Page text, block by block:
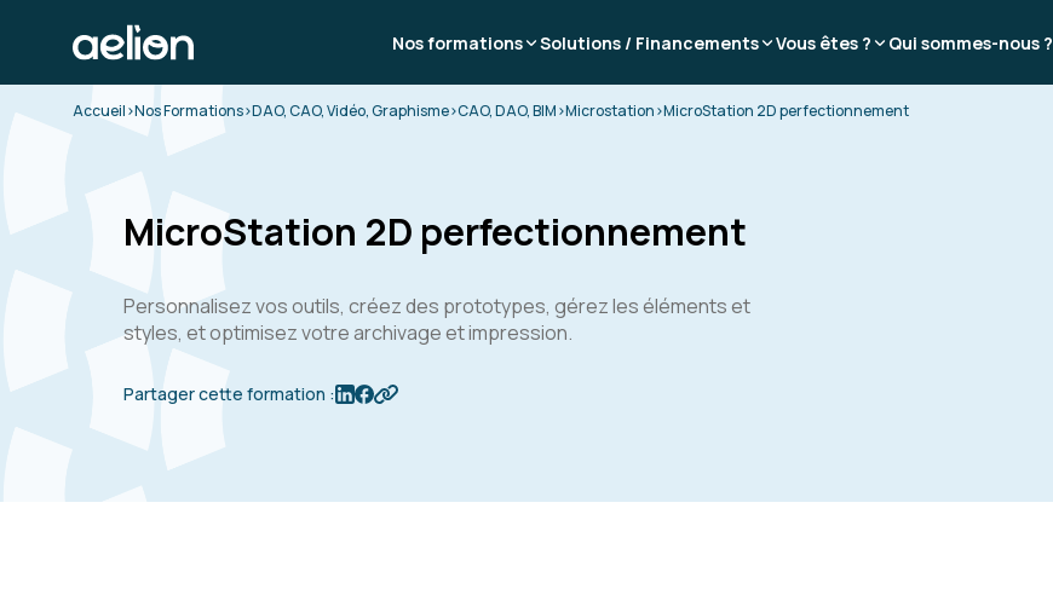
Nos formations Solutions / Financements Vous êtes ? Qui sommes-nous ?
Accueil>Nos Formations>DAO, CAO, Vidéo, Graphisme>CAO, DAO, BIM>Microstation>MicroStation 2D perfectionnement
MicroStation 2D perfectionnement
Personnalisez vos outils, créez des prototypes, gérez les éléments et
styles, et optimisez votre archivage et impression.
Partager cette formation :